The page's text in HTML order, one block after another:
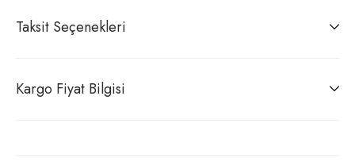
Taksit Seçenekleri
Kargo Fiyat Bilgisi